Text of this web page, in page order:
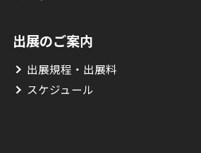
出展のご案内
出展規程・出展料
スケジュール